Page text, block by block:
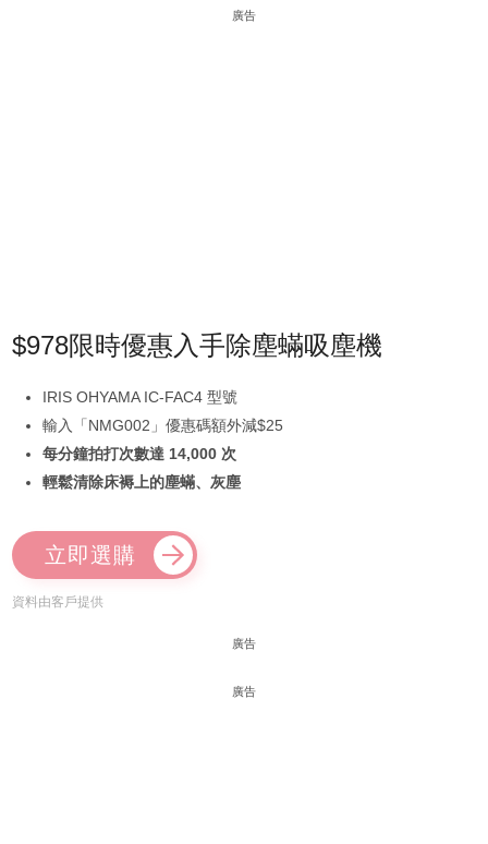
廣告
$978限時優惠入手除塵蟎吸塵機
IRIS OHYAMA IC-FAC4 型號
輸入「NMG002」優惠碼額外減$25
每分鐘拍打次數達 14,000 次
輕鬆清除床褥上的塵蟎、灰塵
立即選購
資料由客戶提供
廣告
廣告